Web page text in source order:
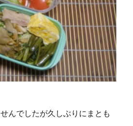
んでしたが久しぶりにまとも